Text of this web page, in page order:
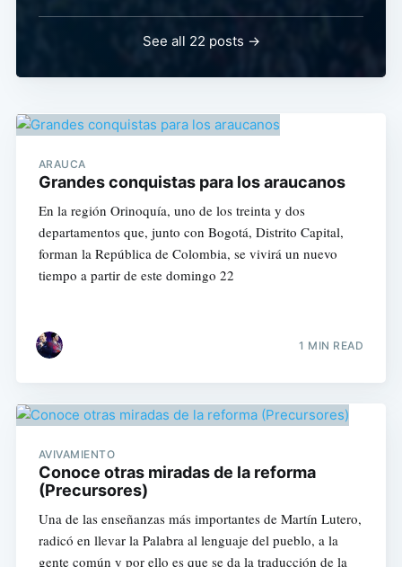
See all 22 posts →
ARAUCA
Grandes conquistas para los araucanos
En la región Orinoquía, uno de los treinta y dos
departamentos que, junto con Bogotá, Distrito Capital,
forman la República de Colombia, se vivirá un nuevo
tiempo a partir de este domingo 22
1 MIN READ
AVIVAMIENTO
Conoce otras miradas de la reforma
(Precursores)
Una de las enseñanzas más importantes de Martín Lutero,
radicó en llevar la Palabra al lenguaje del pueblo, a la
gente común y por ello es que se da la traducción de la